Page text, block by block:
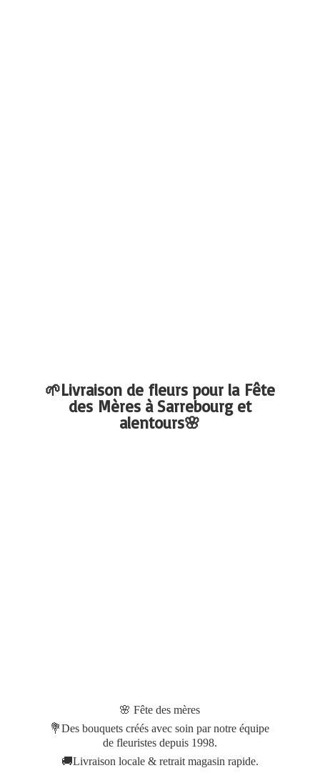
🌱Livraison de fleurs pour la Fête
des Mères à Sarrebourg et
alentours🌸
🌸 Fête des mères
💐Des bouquets créés avec soin par notre équipe
de fleuristes depuis 1998.
🚚Livraison locale & retrait magasin rapide.